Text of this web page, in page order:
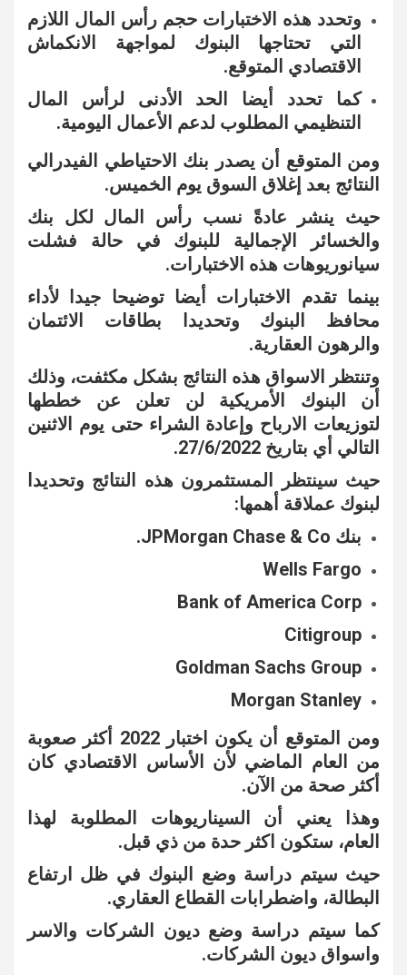
وتحدد هذه الاختبارات حجم رأس المال اللازم
التي تحتاجها البنوك لمواجهة الانكماش
الاقتصادي المتوقع.
كما تحدد أيضا الحد الأدنى لرأس المال
التنظيمي المطلوب لدعم الأعمال اليومية.
ومن المتوقع أن يصدر بنك الاحتياطي الفيدرالي
النتائج بعد إغلاق السوق يوم الخميس.
حيث ينشر عادةً نسب رأس المال لكل بنك
والخسائر الإجمالية للبنوك في حالة فشلت
سيانوريوهات هذه الاختبارات.
بينما تقدم الاختبارات أيضا توضيحا جيدا لأداء
محافظ البنوك وتحديدا بطاقات الائتمان
والرهون العقارية.
وتنتظر الاسواق هذه النتائج بشكل مكثفت، وذلك
أن البنوك الأمريكية لن تعلن عن خططها
لتوزيعات الارباح وإعادة الشراء حتى يوم الاثنين
التالي أي بتاريخ 27/6/2022.
حيث سينتظر المستثمرون هذه النتائج وتحديدا
لبنوك عملاقة أهمها:
بنك JPMorgan Chase & Co.
Wells Fargo
Bank of America Corp
Citigroup
Goldman Sachs Group
Morgan Stanley
ومن المتوقع أن يكون اختبار 2022 أكثر صعوبة
من العام الماضي لأن الأساس الاقتصادي كان
أكثر صحة من الآن.
وهذا يعني أن السيناريوهات المطلوبة لهذا
العام، ستكون اكثر حدة من ذي قبل.
حيث سيتم دراسة وضع البنوك في ظل ارتفاع
البطالة، واضطرابات القطاع العقاري.
كما سيتم دراسة وضع ديون الشركات والاسر
واسواق ديون الشركات.